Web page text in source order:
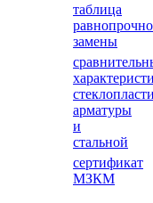
таблица
замены
арматуры
и
стальной
сертификат
МЗКМ